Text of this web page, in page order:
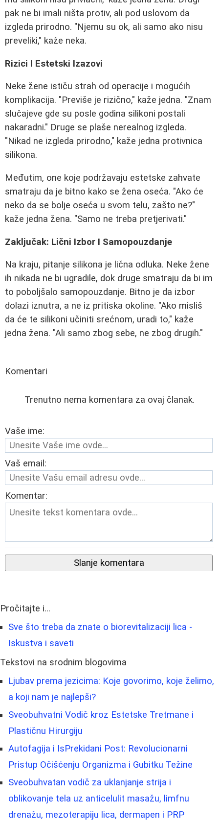
pak ne bi imali ništa protiv, ali pod uslovom da
izgleda prirodno. "Njemu su ok, ali samo ako nisu
preveliki," kaže neka.
Rizici I Estetski Izazovi
Neke žene ističu strah od operacije i mogućih
komplikacija. "Previše je rizično," kaže jedna. "Znam
slučajeve gde su posle godina silikoni postali
nakaradni." Druge se plaše nerealnog izgleda.
"Nikad ne izgleda prirodno," kaže jedna protivnica
silikona.
Međutim, one koje podržavaju estetske zahvate
smatraju da je bitno kako se žena oseća. "Ako će
neko da se bolje oseća u svom telu, zašto ne?"
kaže jedna žena. "Samo ne treba pretjerivati."
Zaključak: Lični Izbor I Samopouzdanje
Na kraju, pitanje silikona je lična odluka. Neke žene
ih nikada ne bi ugradile, dok druge smatraju da bi im
to poboljšalo samopouzdanje. Bitno je da izbor
dolazi iznutra, a ne iz pritiska okoline. "Ako misliš
da će te silikoni učiniti srećnom, uradi to," kaže
jedna žena. "Ali samo zbog sebe, ne zbog drugih."
Komentari
Trenutno nema komentara za ovaj članak.
Vaše ime:
Vaš email:
Komentar:
Slanje komentara
Pročitajte i...
Sve što treba da znate o biorevitalizaciji lica -
Iskustva i saveti
Tekstovi na srodnim blogovima
Ljubav prema jezicima: Koje govorimo, koje želimo,
a koji nam je najlepši?
Sveobuhvatni Vodič kroz Estetske Tretmane i
Plastičnu Hirurgiju
Autofagija i IsPrekidani Post: Revolucionarni
Pristup Očišćenju Organizma i Gubitku Težine
Sveobuhvatan vodič za uklanjanje strija i
oblikovanje tela uz anticelulit masažu, limfnu
drenažu, mezoterapiju lica, dermapen i PRP